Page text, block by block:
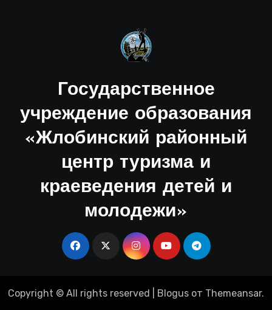
Государственное
учреждение образования
«Жлобинский районный
центр туризма и
краеведения детей и
молодежи»
Copyright © All rights reserved Blogus от Themeansar.